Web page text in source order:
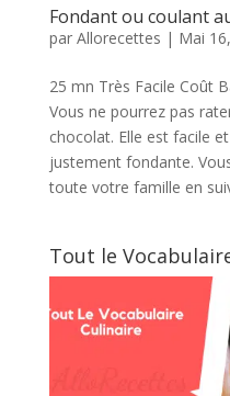
Fondant ou coulant
par Allorecettes | Mai
25 mn Très Facile Coût
Vous ne pourrez pas
chocolat. Elle est facile
justement fondante.
toute votre famille en
Tout le